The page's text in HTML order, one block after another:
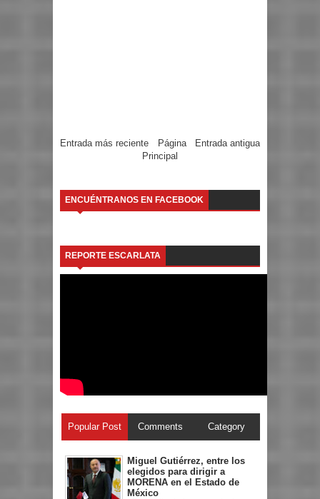
Entrada más reciente Entrada antigua
Página
Principal
ENCUÉNTRANOS EN FACEBOOK
REPORTE ESCARLATA
Popular Post Comments Category
Miguel Gutiérrez, entre los
elegidos para dirigir a
MORENA en el Estado de
México